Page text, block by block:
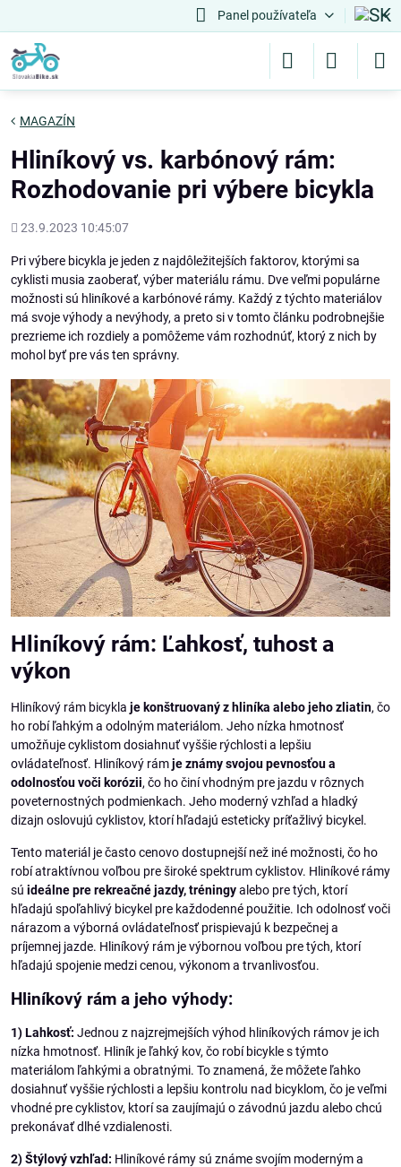
Panel používateľa
MAGAZÍN
Hliníkový vs. karbónový rám:
Rozhodovanie pri výbere bicykla
Pridané
23.9.2023 10:45:07
Pri výbere bicykla je jeden z najdôležitejších faktorov, ktorými sa
cyklisti musia zaoberať, výber materiálu rámu. Dve veľmi populárne
možnosti sú hliníkové a karbónové rámy. Každý z týchto materiálov
má svoje výhody a nevýhody, a preto si v tomto článku podrobnejšie
prezrieme ich rozdiely a pomôžeme vám rozhodnúť, ktorý z nich by
mohol byť pre vás ten správny.
Hliníkový rám: Ľahkosť, tuhost a
výkon
Hliníkový rám bicykla je konštruovaný z hliníka alebo jeho zliatin, čo
ho robí ľahkým a odolným materiálom. Jeho nízka hmotnosť
umožňuje cyklistom dosiahnuť vyššie rýchlosti a lepšiu
ovládateľnosť. Hliníkový rámje známy svojou pevnosťou a
odolnosťou voči korózii, čo ho činí vhodným pre jazdu v rôznych
poveternostných podmienkach. Jeho moderný vzhľad a hladký
dizajn oslovujú cyklistov, ktorí hľadajú esteticky príťažlivý bicykel.
Tento materiál je často cenovo dostupnejší než iné možnosti, čo ho
robí atraktívnou voľbou pre široké spektrum cyklistov. Hliníkové rámy
sú ideálne pre rekreačné jazdy, tréningyalebo pre tých, ktorí
hľadajú spoľahlivý bicykel pre každodenné použitie. Ich odolnosť voči
nárazom a výborná ovládateľnosť prispievajú k bezpečnej a
príjemnej jazde. Hliníkový rám je výbornou voľbou pre tých, ktorí
hľadajú spojenie medzi cenou, výkonom a trvanlivosťou.
Hliníkový rám a jeho výhody:
1) Lahkosť: Jednou z najzrejmejších výhod hliníkových rámov je ich
nízka hmotnosť. Hliník je ľahký kov, čo robí bicykle s týmto
materiálom ľahkými a obratnými. To znamená, že môžete ľahko
dosiahnuť vyššie rýchlosti a lepšiu kontrolu nad bicyklom, čo je veľmi
vhodné pre cyklistov, ktorí sa zaujímajú o závodnú jazdu alebo chcú
prekonávať dlhé vzdialenosti.
2) Štýlový vzhľad: Hliníkové rámy sú známe svojím moderným a